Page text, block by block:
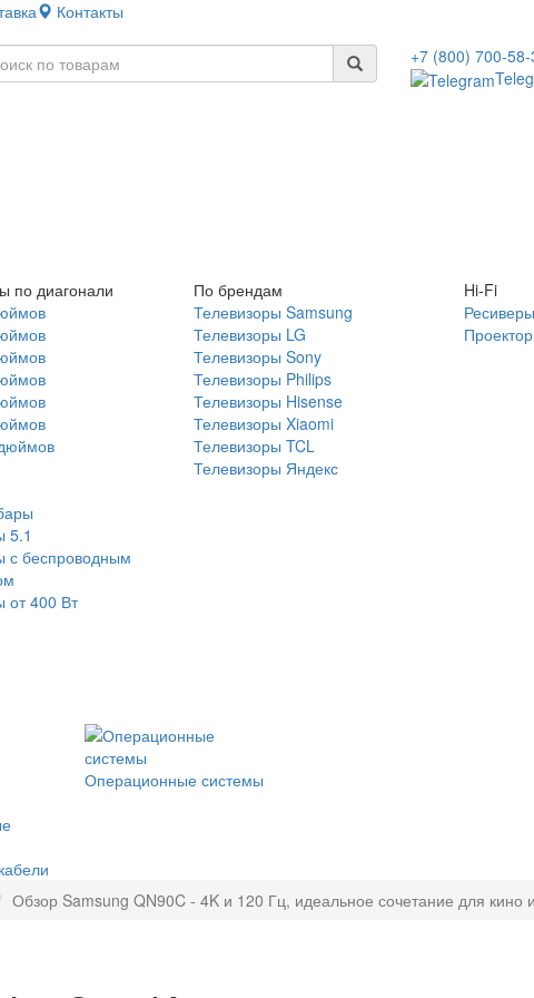
Контакты
+7 (800) 700-
по диагонали
По брендам
Телевизоры Samsung
Телевизоры LG
Телевизоры Sony
Телевизоры Philips
Телевизоры Hisense
Телевизоры Xiaomi
Телевизоры TCL
Телевизоры Яндекс
Hi-Fi
5.1
с беспроводным
от 400 Вт
Операционные системы
Обзор Samsung QN90C - 4K и 120 Гц, идеальное сочетание для кино